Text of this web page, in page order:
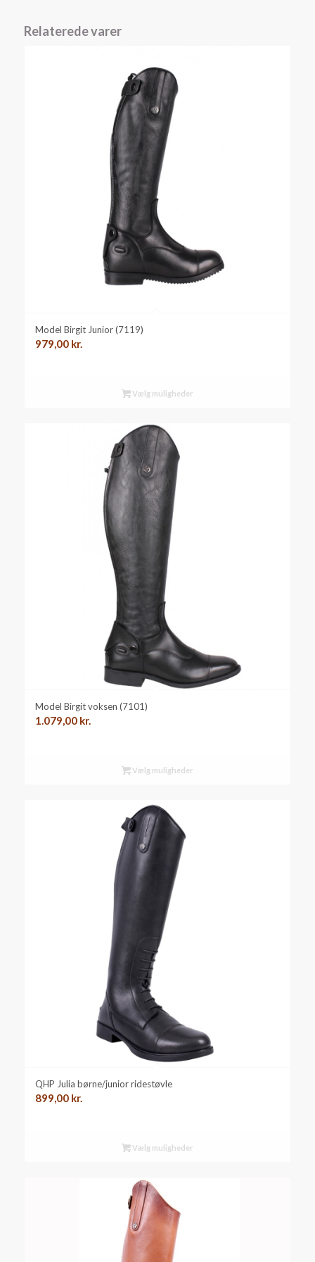
Relaterede varer
Model Birgit Junior (7119)
979,00 kr.
Vælg muligheder
Model Birgit voksen (7101)
1.079,00 kr.
Vælg muligheder
QHP Julia børne/junior ridestøvle
899,00 kr.
Vælg muligheder